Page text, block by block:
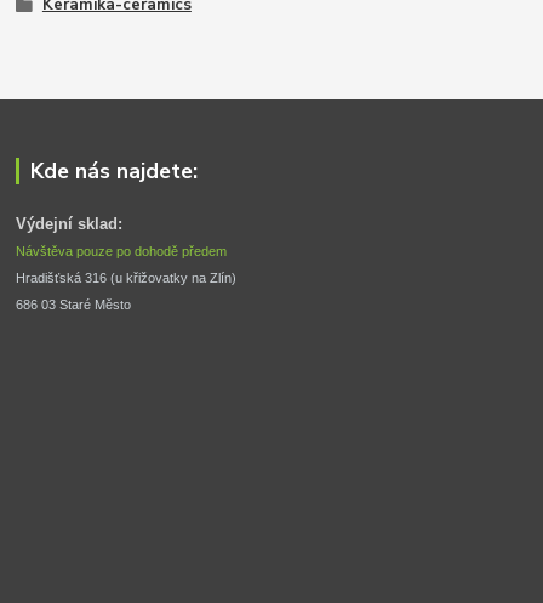
Keramika-ceramics
Kde nás najdete:
Výdejní sklad:
Návštěva pouze po dohodě předem
Hradišťská 316 (u křižovatky na Zlín)
686 03 Staré Město